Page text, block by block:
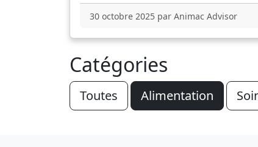
30 octobre 2025 par Animac Advisor
Catégories
Toutes Alimentation